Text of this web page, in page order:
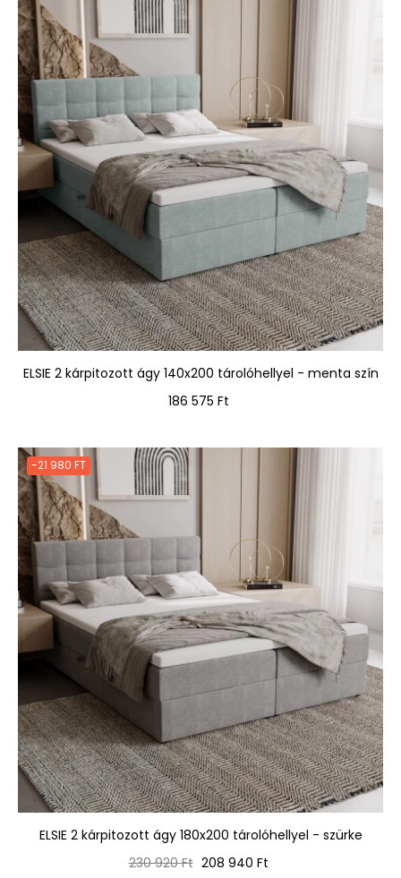
ELSIE 2 kárpitozott ágy 140x200 tárolóhellyel - menta szín
Ár
186 575 Ft
-21 980 FT
ELSIE 2 kárpitozott ágy 180x200 tárolóhellyel - szürke
Normál
230 920 Ft Ár
208 940 Ft